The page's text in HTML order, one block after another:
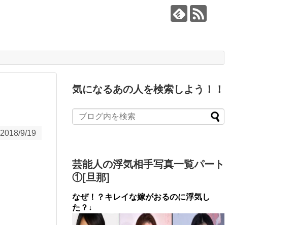
2018/9/19
気になるあの人を検索しよう！！
芸能人の浮気相手写真一覧パート
①[旦那]
なぜ！？キレイな嫁がおるのに浮気し
た？↓